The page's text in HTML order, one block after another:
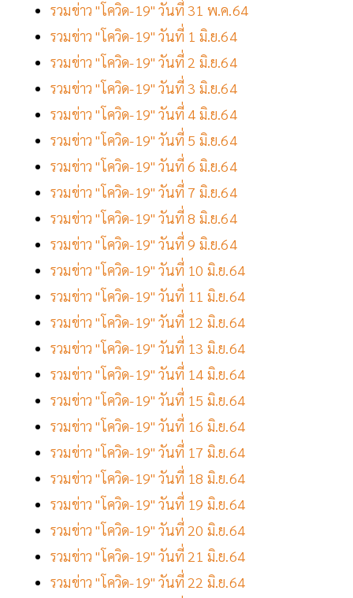
รวมข่าว "โควิด-19" วันที่ 31 พ.ค.64
รวมข่าว "โควิด-19" วันที่ 1 มิ.ย.64
รวมข่าว "โควิด-19" วันที่ 2 มิ.ย.64
รวมข่าว "โควิด-19" วันที่ 3 มิ.ย.64
รวมข่าว "โควิด-19" วันที่ 4 มิ.ย.64
รวมข่าว "โควิด-19" วันที่ 5 มิ.ย.64
รวมข่าว "โควิด-19" วันที่ 6 มิ.ย.64
รวมข่าว "โควิด-19" วันที่ 7 มิ.ย.64
รวมข่าว "โควิด-19" วันที่ 8 มิ.ย.64
รวมข่าว "โควิด-19" วันที่ 9 มิ.ย.64
รวมข่าว "โควิด-19" วันที่ 10 มิ.ย.64
รวมข่าว "โควิด-19" วันที่ 11 มิ.ย.64
รวมข่าว "โควิด-19" วันที่ 12 มิ.ย.64
รวมข่าว "โควิด-19" วันที่ 13 มิ.ย.64
รวมข่าว "โควิด-19" วันที่ 14 มิ.ย.64
รวมข่าว "โควิด-19" วันที่ 15 มิ.ย.64
รวมข่าว "โควิด-19" วันที่ 16 มิ.ย.64
รวมข่าว "โควิด-19" วันที่ 17 มิ.ย.64
รวมข่าว "โควิด-19" วันที่ 18 มิ.ย.64
รวมข่าว "โควิด-19" วันที่ 19 มิ.ย.64
รวมข่าว "โควิด-19" วันที่ 20 มิ.ย.64
รวมข่าว "โควิด-19" วันที่ 21 มิ.ย.64
รวมข่าว "โควิด-19" วันที่ 22 มิ.ย.64